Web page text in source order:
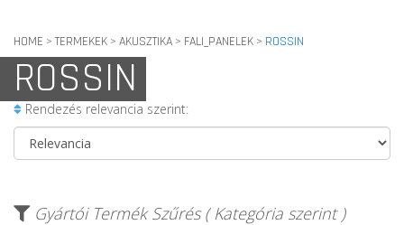
HOME > TERMEKEK > AKUSZTIKA > FALI_PANELEK > ROSSIN
ROSSIN
Rendezés relevancia szerint:
Gyártói Termék Szűrés ( Kategória szerint )